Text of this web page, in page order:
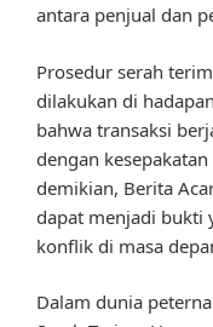
antara penjual dan
Prosedur serah
dilakukan di
bahwa transaksi
dengan
demikian, Berita
dapat menjadi bukti
konflik di masa
Dalam dunia